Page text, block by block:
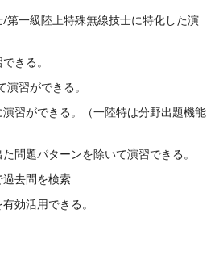
第一級陸上特殊無線技士に特化した演
きる。
習ができる。
習ができる。（一陸特は分野出題機能
問題パターンを除いて演習できる。
去問を検索
効活用できる。